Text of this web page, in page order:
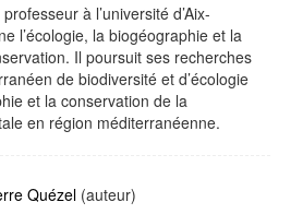
professeur à l’université d’Aix-
l’écologie, la biogéographie et la
Il poursuit ses recherches
de biodiversité et d’écologie
et la conservation de la
en région méditerranéenne.
Quézel (auteur)